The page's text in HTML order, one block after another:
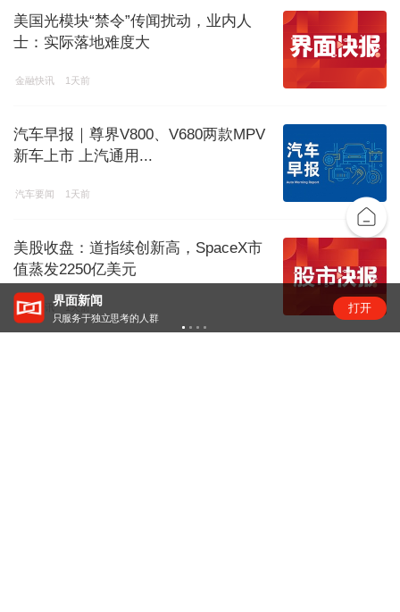
美国光模块“禁令”传闻扰动，业内人
士：实际落地难度大
金融快讯 1天前
汽车早报｜尊界V800、V680两款MPV
新车上市 上汽通用...
汽车要闻 1天前
美股收盘：道指续创新高，SpaceX市
值蒸发2250亿美元
股市快讯 1天前
界面新闻
只服务于独立思考的人群
打开